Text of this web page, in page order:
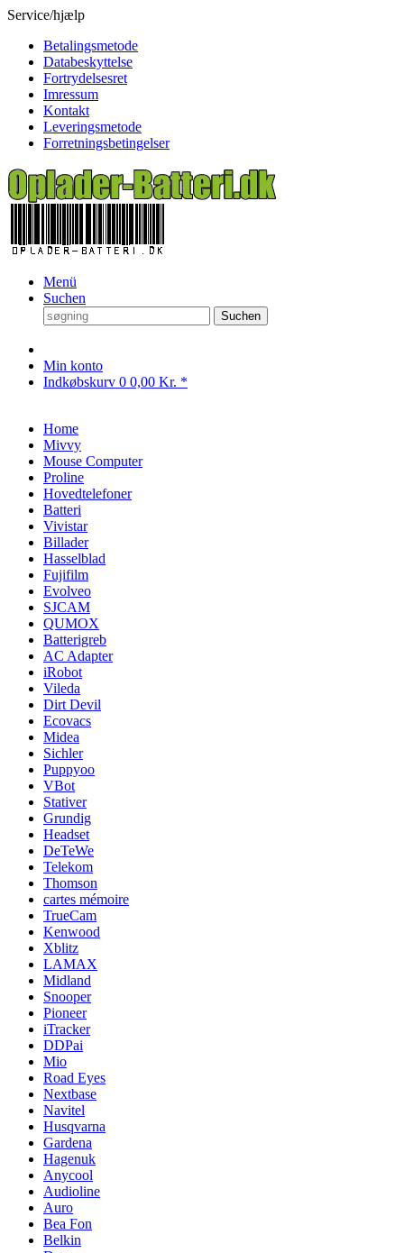
Service/hjælp
Betalingsmetode
Databeskyttelse
Fortrydelsesret
Imressum
Kontakt
Leveringsmetode
Forretningsbetingelser
Menü
Suchen
Suchen
Min konto
Indkøbskurv 0 0,00 Kr. *
Home
Mivvy
Mouse Computer
Proline
Hovedtelefoner
Batteri
Vivistar
Billader
Hasselblad
Fujifilm
Evolveo
SJCAM
QUMOX
Batterigreb
AC Adapter
iRobot
Vileda
Dirt Devil
Ecovacs
Midea
Sichler
Puppyoo
VBot
Stativer
Grundig
Headset
DeTeWe
Telekom
Thomson
cartes mémoire
TrueCam
Kenwood
Xblitz
LAMAX
Midland
Snooper
Pioneer
iTracker
DDPai
Mio
Road Eyes
Nextbase
Navitel
Husqvarna
Gardena
Hagenuk
Anycool
Audioline
Auro
Bea Fon
Belkin